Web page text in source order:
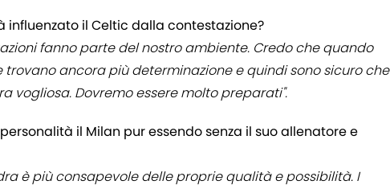
influenzato il Celtic dalla contestazione?
fanno parte del nostro ambiente. Credo che quando
ancora più determinazione e quindi sono sicuro che
vogliosa. Dovremo essere molto preparati".
il Milan pur essendo senza il suo allenatore e
è più consapevole delle proprie qualità e possibilità. I